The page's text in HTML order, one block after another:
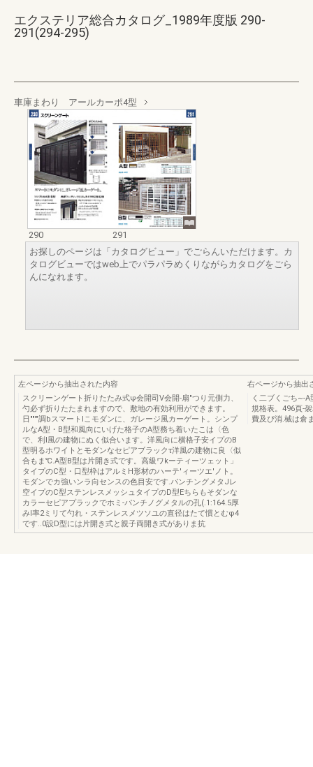
エクステリア総合カタログ_1989年度版 290-
291(294-295)
車庫まわり アールカーポ4型
290
291
お探しのページは「カタログビュー」でごらんいただけます。カ
タログビューではweb上でパラパラめくりながらカタログをごら
んになれます。
左ページから抽出された内容
スクリーンゲート折りたたみ式ψ会開司V会開-扇"つり元側力、
勺必ず折りたたまれますので、敷地の有効利用ができます。
日""'"調bスマートlこモダンに、ガレージ風カーゲート。シンプ
ルなA型・B型和風向にいげた格子のA型務ち着いたこは〈色
で、利l風の建物にぬく似合います。洋風向に横格子安イプのB
型明るホワイトとモダンなセピアブラックτ洋風の建物に良〈似
合もま℃.A型B型は片開き式です。高級ワkーティーツェット」
タイプのC型・口型枠はアルミH形材のハーテ'ィーツエ'ノト。
モダンでカ強いンラ向センスの色目安です.パンチングメタJレ
空イプのC型ステンレスメッシュタイプのD型Eちらもそダンな
カラーセピアプラックでホミ-パンチノグメタルの孔(.1:164.5厚
みl率2ミリて勺れ・ステンレスメツソユの直径はたて慣とむφ4
です..0設D型には片開き式と親子両開き式がありま抗
右ページから抽出
く二ブくごち~-
規格表。496頁-
費及ぴ消.械は倉